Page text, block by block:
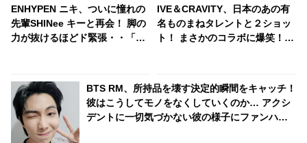
ENHYPEN ニキ、ついに憧れの
先輩SHINee キーと再会！ 脚の
力が抜けるほどド緊張・・「な
キの成長にキーも驚き！ あたた
かすぎる感動の再会
IVE＆CRAVITY、日本のあの有
名ものまねタレントと２ショッ
ト！ まさかのコラボに爆笑！
BTS RM、所持品を壊す決定的瞬間をキャッチ！
彼はこうしてモノをなくしていくのか… アクシ
デントに一切気づかない彼の様子にファンハラ